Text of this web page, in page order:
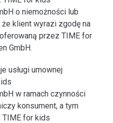
o niemożności lub
że klient wyrazi zgodę na
przez TIME for
GmbH.
usługi umownej
w ramach czynności
konsument, a tym
TIME for kids